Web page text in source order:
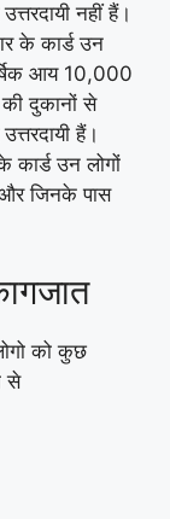
नहीं हैं।
के कार्ड उन
आय 10,000
दुकानों से
हैं।
कार्ड उन लोगों
और जिनके पास
को कुछ
से